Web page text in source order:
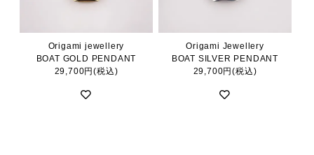
Origami jewellery
BOAT GOLD PENDANT
29,700円(税込)
Origami Jewellery
BOAT SILVER PENDANT
29,700円(税込)